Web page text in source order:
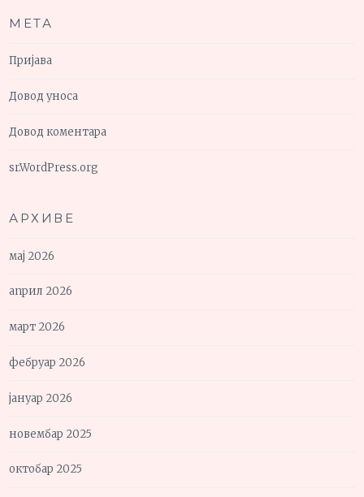
МЕТА
Пријава
Довод уноса
Довод коментара
sr.WordPress.org
АРХИВЕ
мај 2026
април 2026
март 2026
фебруар 2026
јануар 2026
новембар 2025
октобар 2025